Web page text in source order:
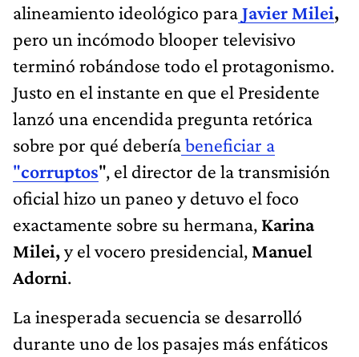
alineamiento ideológico paraJavier Milei,
pero un incómodo blooper televisivo
terminó robándose todo el protagonismo.
Justo en el instante en que el Presidente
lanzó una encendida pregunta retórica
sobre por qué deberíabeneficiar a
"corruptos", el director de la transmisión
oficial hizo un paneo y detuvo el foco
exactamente sobre su hermana, Karina
Milei,y el vocero presidencial, Manuel
Adorni.
La inesperada secuencia se desarrolló
durante uno de los pasajes más enfáticos